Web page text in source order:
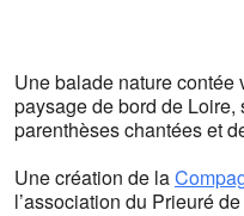
Une balade nature contée
paysage de bord de
parenthèses chantées et
Une création de la
l’association du Prieuré